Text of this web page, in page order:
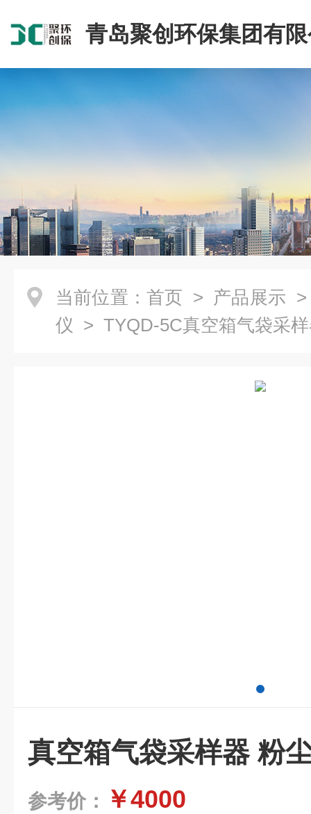
青岛聚创环保集团有
当前位置： 首页 > 产品展示
仪 > TYQD-5C真空箱气袋采
真空箱气袋采样器 粉
参考价： ￥4000